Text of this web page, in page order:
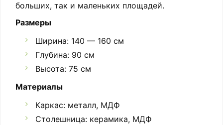
больших, так и маленьких площадей.
Размеры
Ширина: 140 — 160 см
Глубина: 90 см
Высота: 75 см
Материалы
Каркас: металл, МДФ
Столешница: керамика, МДФ